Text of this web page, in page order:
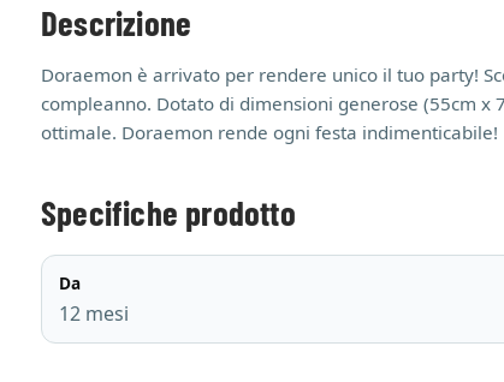
Descrizione
Doraemon è arrivato per rendere unico il tuo party!
compleanno. Dotato di dimensioni generose (55cm
ottimale. Doraemon rende ogni festa indimenticabile!
Specifiche prodotto
Da
12 mesi